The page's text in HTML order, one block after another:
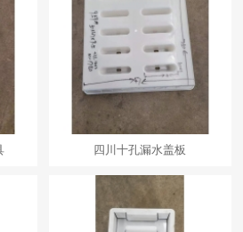
四川十孔漏水盖板